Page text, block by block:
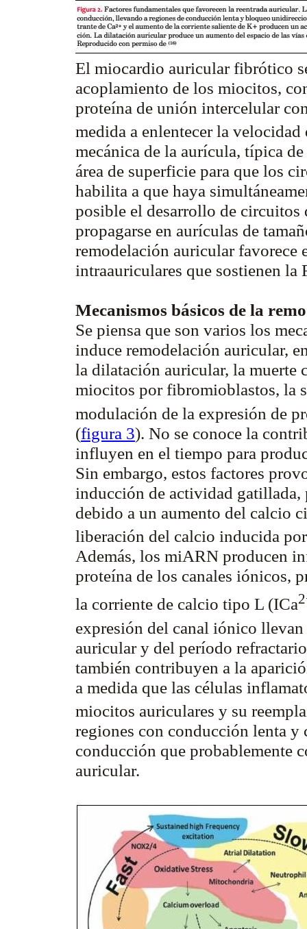
El miocardio auricular fibrótico
acoplamiento de los miocitos,
proteína de unión intercelular
medida a enlentecer la
mecánica de la aurícula, típica
área de superficie para que los
habilita a que haya
posible el desarrollo de circuitos
propagarse en aurículas de
remodelación auricular favorece
intraauriculares que sostienen la
Mecanismos básicos de la
Se piensa que son varios los
induce remodelación auricular,
la dilatación auricular, la muerte
miocitos por fibromioblastos, la
modulación de la expresión de
(figura 3). No se conoce la
influyen en el tiempo para
Sin embargo, estos factores
inducción de actividad gatillada,
debido a un aumento del calcio
liberación del calcio inducida
Además, los miARN producen
proteína de los canales iónicos,
la corriente de calcio tipo L (ICa
expresión del canal iónico
auricular y del período
también contribuyen a la
a medida que las células
miocitos auriculares y su
regiones con conducción lenta
conducción que probablemente
auricular.